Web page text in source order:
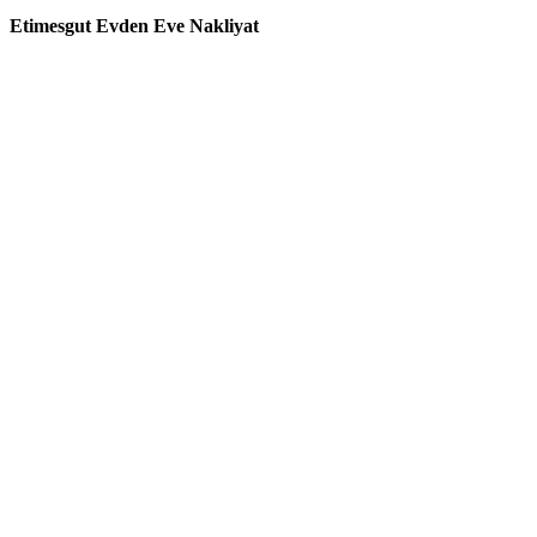
Etimesgut Evden Eve Nakliyat